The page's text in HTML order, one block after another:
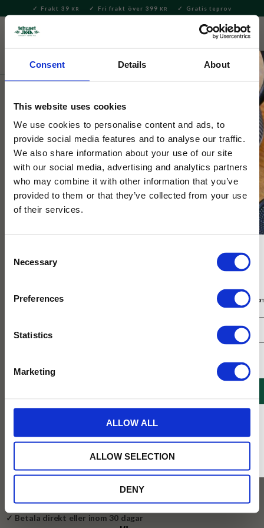
Consent Details About
This website uses cookies
We use cookies to personalise content and ads, to
provide social media features and to analyse our traffic.
We also share information about your use of our site
with our social media, advertising and analytics partners
who may combine it with other information that you’ve
provided to them or that they’ve collected from your use
of their services.
Selection
Necessary
Preferences
Statistics
Marketing
ALLOW ALL
ALLOW SELECTION
DENY
Meny
Frakt 39 KR Fri frakt över 399 KR Gratis teprov
Tea Lovers Tekalender
Exklusivt hos Tehuset Java: Räkna ner till jul i sann Fortnum &
Mason stil med Tea Lovers Tekalender. Njut av ett nytt te varje
dag fram till jul.
Lägg till i favoriter
✓ Fri frakt över 399 kr
✓ Betala direkt eller inom 30 dagar
Slutsåld
Få 10% rabatt på ditt första köp på nätet och ta del av erbjudanden året
* Rabatten gäller endast online på Tehusetjava.se. Rabatten fungerar endast på